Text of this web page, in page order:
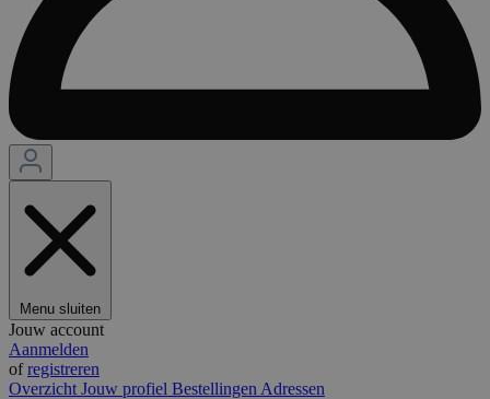
Menu sluiten
Jouw account
Aanmelden
ofregistreren
Overzicht Jouw profiel Bestellingen Adressen